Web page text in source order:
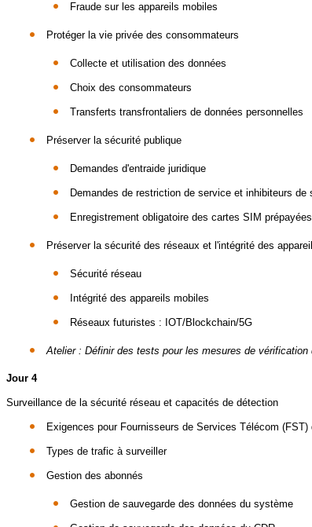
Fraude sur les appareils mobiles
Protéger la vie privée des consommateurs
Collecte et utilisation des données
Choix des consommateurs
Transferts transfrontaliers de données personnelles
Préserver la sécurité publique
Demandes d'entraide juridique
Demandes de restriction de service et inhibiteurs de
Enregistrement obligatoire des cartes SIM prépayées
Préserver la sécurité des réseaux et l'intégrité des
Sécurité réseau
Intégrité des appareils mobiles
Réseaux futuristes : IOT/Blockchain/5G
Atelier : Définir des tests pour les mesures de vérification
Jour 4
Surveillance de la sécurité réseau et capacités de détection
Exigences pour Fournisseurs de Services Télécom
Types de trafic à surveiller
Gestion des abonnés
Gestion de sauvegarde des données du système